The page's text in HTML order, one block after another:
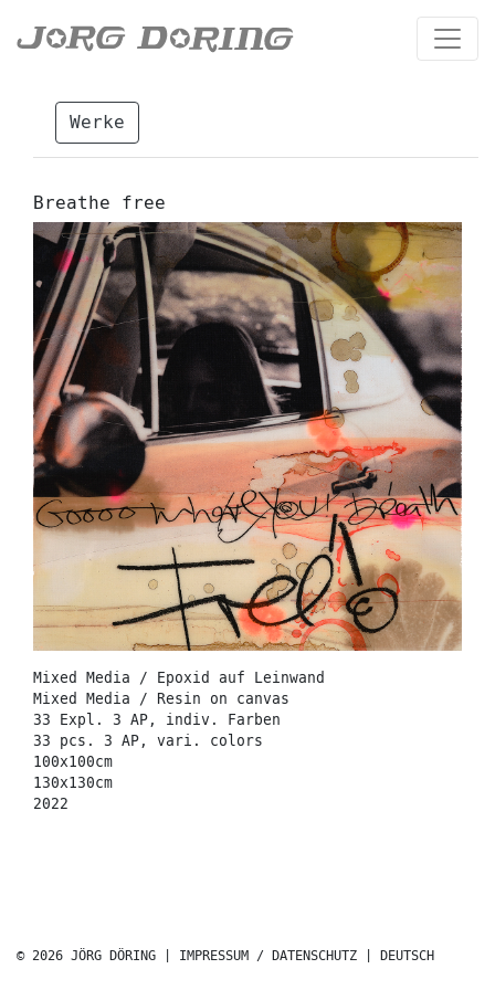
Werke
Breathe free
Mixed Media / Epoxid auf Leinwand
Mixed Media / Resin on canvas
33 Expl. 3 AP, indiv. Farben
33 pcs. 3 AP, vari. colors
100x100cm
130x130cm
2022
© 2026 JÖRG DÖRING | IMPRESSUM / DATENSCHUTZ DEUTSCH